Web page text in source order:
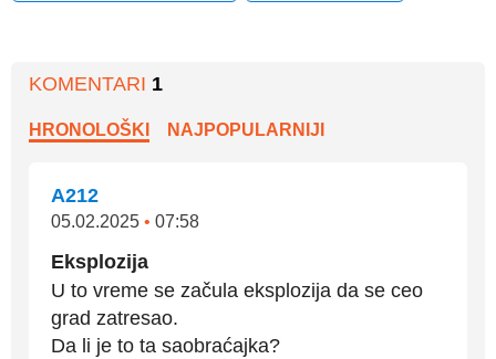
KOMENTARI 1
HRONOLOŠKI NAJPOPULARNIJI
A212
05.02.2025 • 07:58
Eksplozija
U to vreme se začula eksplozija da se ceo
grad zatresao.
Da li je to ta saobraćajka?